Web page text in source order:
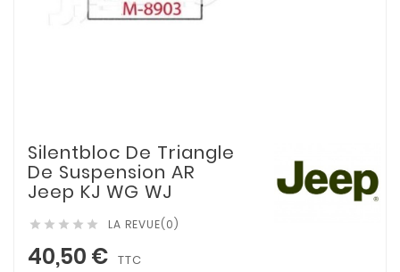
Silentbloc De Triangle
De Suspension AR
Jeep KJ WG WJ
     LA REVUE(0)
40,50 € TTC